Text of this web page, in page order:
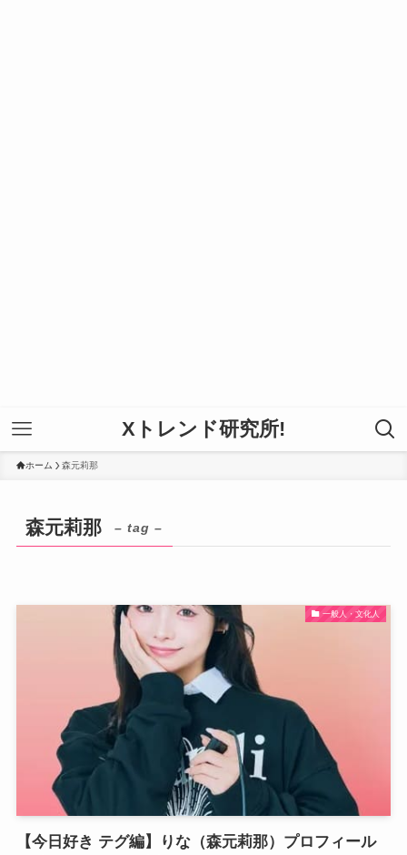
Xトレンド研究所!
ホーム 森元莉那
森元莉那 – tag –
一般人・文化人
【今日好き テグ編】りな（森元莉那）プロフィール